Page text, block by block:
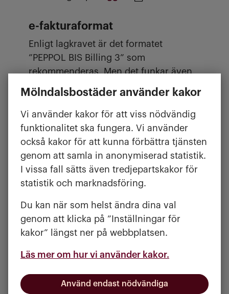
Mölndalsbostäder använder kakor
Vi använder kakor för att viss nödvändig
funktionalitet ska fungera. Vi använder
också kakor för att kunna förbättra tjänsten
genom att samla in anonymiserad statistik.
I vissa fall sätts även tredjepartskakor för
statistik och marknadsföring.
Du kan när som helst ändra dina val
genom att klicka på ”Inställningar för
kakor” längst ner på webbplatsen.
Läs mer om hur vi använder kakor.
Använd endast nödvändiga
e-fakturaformat
Enligt lagkravet är det formatet
”PEPPOL BIS Billing 3” som
rekommenderas. Men det funkar även
med andra format som Svefaktura,
Svefaktura BIS 5A 2.0 eller SFTI
fulltextfaktura.
e-fakturaadresser
Vi använder oss av Visma Proceedo
som VAN-operatör och uppsättningen
görs lite olika beroende på vilken
operatör ni som leverantör använder er
av:
GLN nr:7300009014651
SE556015288501